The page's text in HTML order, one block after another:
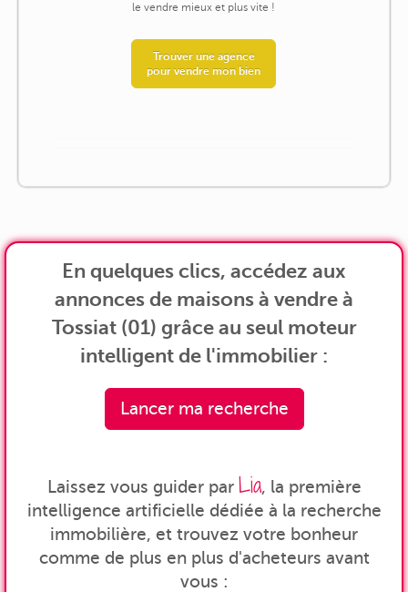
le vendre mieux et plus vite !
Trouver une agence
pour vendre mon bien
En quelques clics, accédez aux
annonces de maisons à vendre à
Tossiat (01) grâce au seul moteur
intelligent de l'immobilier :
Lancer ma recherche
Laissez vous guider par Lia, la première
intelligence artificielle dédiée à la recherche
immobilière, et trouvez votre bonheur
comme de plus en plus d'acheteurs avant
vous :